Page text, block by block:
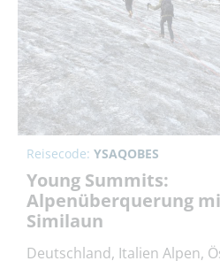
Reisecode: YSAQOBES
Young Summits:
Alpenüberquerung
Similaun
Deutschland, Italien Alpen,